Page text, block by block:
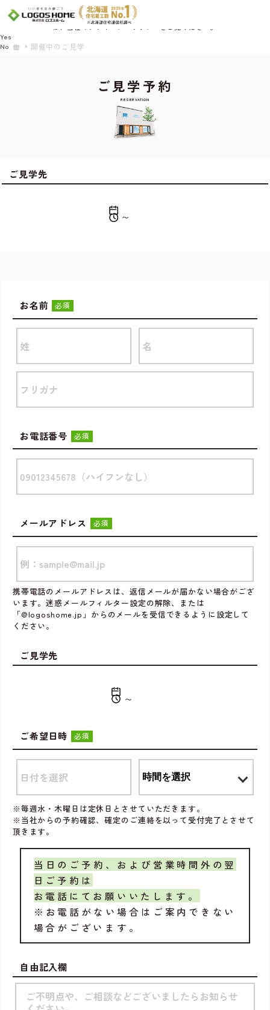
開催中のご見学
ご見学予約
RESERVATION
ご見学先
〜
お名前 必須
お電話番号 必須
メールアドレス 必須
携帯電話のメールアドレスは、返信メールが届かない場合がござ
います。迷惑メールフィルター設定の解除、または
「@logoshome.jp」からのメールを受信できるように設定して
ください。
ご見学先
〜
ご希望日時 必須
※毎週水・木曜日は定休日とさせていただきます。
※当社からの予約確認、確定のご連絡を以って受付完了とさせて
頂きます。
当日のご予約、および営業時間外の翌
日ご予約は
お電話にてお願いいたします。
※お電話がない場合はご案内できない
場合がございます。
自由記入欄
Cookie を使用して、お客様の活動を追跡してもよろしいですか? 当社ではお客様の
プライバシーを極めて重視しています。詳細について、およびご質問がある場合
は、当社のプライバシーポリシーをご覧ください。
Yes
No